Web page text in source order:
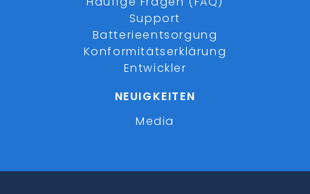
Support
Batterieentsorgung
Konformitätserklärung
Entwickler
NEUIGKEITEN
Media